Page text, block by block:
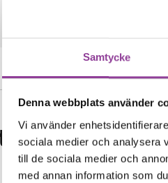
Samtycke
Denna webbplats använder
Vi använder
sociala medier och analysera
till de sociala medier och
med annan information som
för